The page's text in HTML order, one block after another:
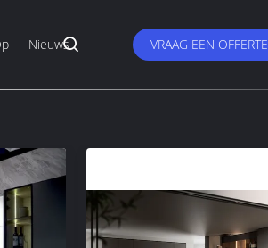
Nieuws VRAAG EEN OFFERTE